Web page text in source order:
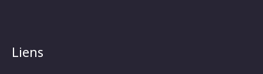
Liens